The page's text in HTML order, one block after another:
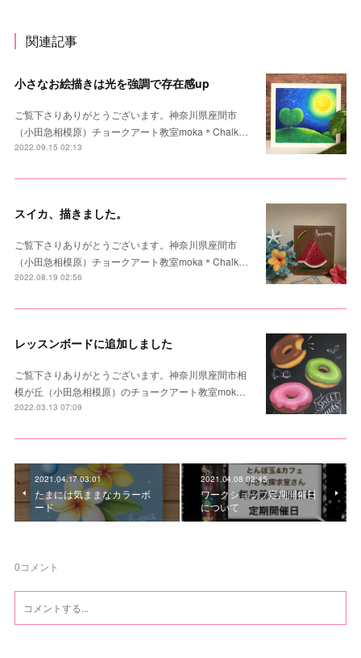
関連記事
小さなお絵描きは光を強調で存在感up
ご覧下さりありがとうございます。神奈川県座間市
（小田急相模原）チョークアート教室moka＊Chalk…
2022.09.15 02:13
スイカ、描きました。
ご覧下さりありがとうございます。神奈川県座間市
（小田急相模原）チョークアート教室moka＊Chalk…
2022.08.19 02:56
レッスンボードに追加しました
ご覧下さりありがとうございます。神奈川県座間市相
模が丘（小田急相模原）のチョークアート教室mok…
2022.03.13 07:09
2021.04.17 03:01
たまには気ままなカラーボ
ード
2021.04.08 02:45
ワークショップ定期開催日
について
0コメント